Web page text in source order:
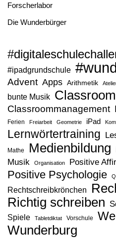
Forscherlabor
Die Wunderbürger
#ipadgrundschule
Advent Apps Arithmetik
bunte Musik Classroom
Classroommanagement
Ferien Freiarbeit Geometrie iPad
Lernwörtertraining
Mathe Medienbildung
Musik Organisation Positive
Positive Psychologie
Rechtschreibkrönchen
Richtig schreiben
Spiele Tabletdiktat Vorschule
Wunderburg